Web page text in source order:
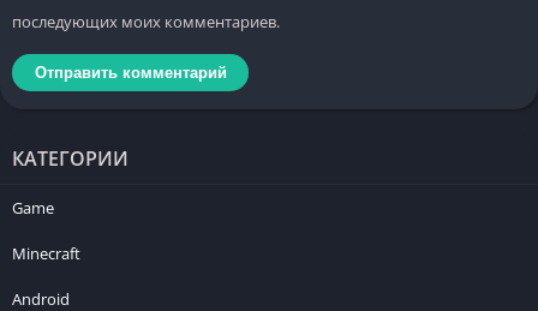
последующих моих комментариев.
КАТЕГОРИИ
Game
Minecraft
Android